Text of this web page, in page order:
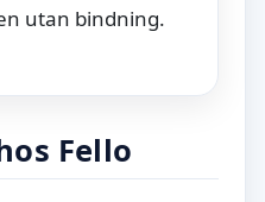
utan bindning.
Fello